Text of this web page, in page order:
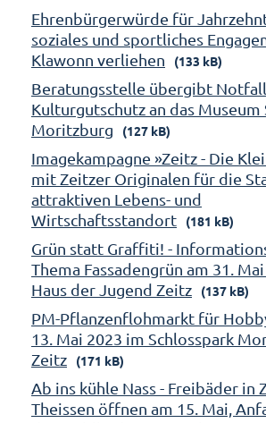
Ehrenbürgerwürde für
soziales und sportliches
Klawonn verliehen
(133 kB)
Beratungsstelle übergibt
Kulturgutschutz an das Museum
Moritzburg
(127 kB)
Imagekampagne »Zeitz - Die
mit Zeitzer Originalen für die
attraktiven Lebens- und
Wirtschaftsstandort
(181 kB)
Grün statt Graffiti! -
Thema Fassadengrün am 31.
Haus der Jugend Zeitz
(137 kB)
PM-Pflanzenflohmarkt für
13. Mai 2023 im Schlosspark
Zeitz
(171 kB)
Ab ins kühle Nass - Freibäder in
Theissen öffnen am 15. Mai,